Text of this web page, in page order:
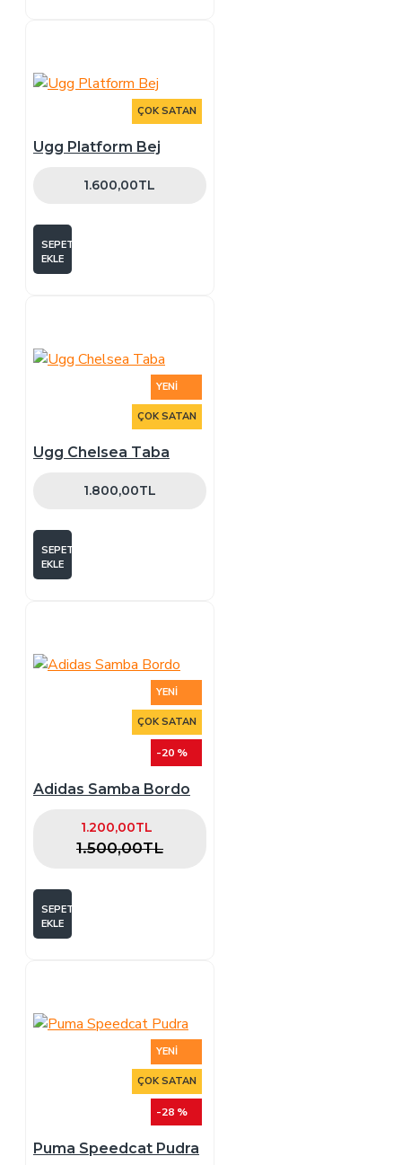
ÇOK SATAN
Ugg Platform Bej
1.600,00TL
SEPETE
EKLE
YENI
ÇOK SATAN
Ugg Chelsea Taba
1.800,00TL
SEPETE
EKLE
YENI
ÇOK SATAN
-20 %
Adidas Samba Bordo
1.200,00TL
1.500,00TL
SEPETE
EKLE
YENI
ÇOK SATAN
-28 %
Puma Speedcat Pudra